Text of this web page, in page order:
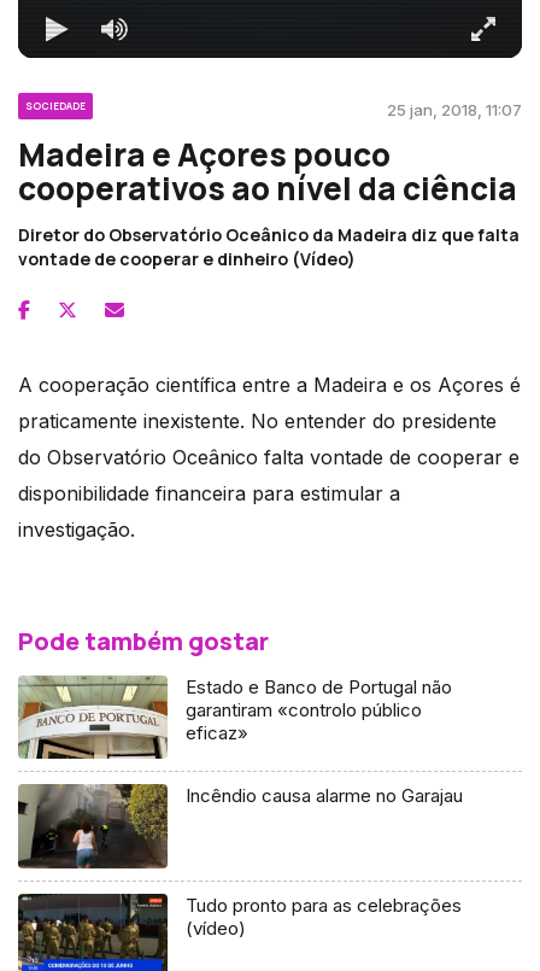
SOCIEDADE 25 jan, 2018, 11:07
Madeira e Açores pouco
cooperativos ao nível da ciência
Diretor do Observatório Oceânico da Madeira diz que falta
vontade de cooperar e dinheiro (Vídeo)
A cooperação científica entre a Madeira e os Açores é
praticamente inexistente. No entender do presidente
do Observatório Oceânico falta vontade de cooperar e
disponibilidade financeira para estimular a
investigação.
Pode também gostar
Estado e Banco de Portugal não
garantiram «controlo público
eficaz»
Incêndio causa alarme no Garajau
Tudo pronto para as celebrações
(vídeo)